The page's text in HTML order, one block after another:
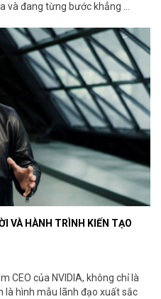
và đang từng bước khẳng ...
VÀ HÀNH TRÌNH KIẾN TẠO
CEO của NVIDIA, không chỉ là
là hình mẫu lãnh đạo xuất sắc